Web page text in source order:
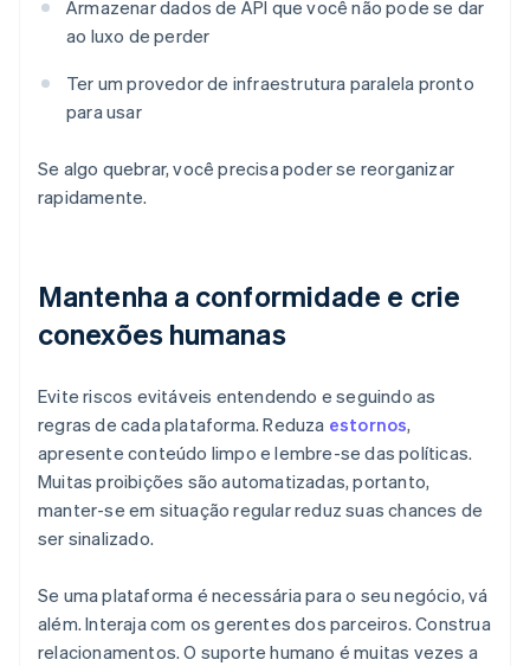
Armazenar dados de API que você não pode se dar
ao luxo de perder
Ter um provedor de infraestrutura paralela pronto
para usar
Se algo quebrar, você precisa poder se reorganizar
rapidamente.
Mantenha a conformidade e crie
conexões humanas
Evite riscos evitáveis entendendo e seguindo as
regras de cada plataforma. Reduza estornos,
apresente conteúdo limpo e lembre-se das políticas.
Muitas proibições são automatizadas, portanto,
manter-se em situação regular reduz suas chances de
ser sinalizado.
Se uma plataforma é necessária para o seu negócio, vá
além. Interaja com os gerentes dos parceiros. Construa
relacionamentos. O suporte humano é muitas vezes a